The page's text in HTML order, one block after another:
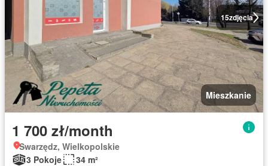
15zdjęcia
Mieszkanie
1 700 zł/month
Swarzędz, Wielkopolskie
3 Pokoje
34 m²